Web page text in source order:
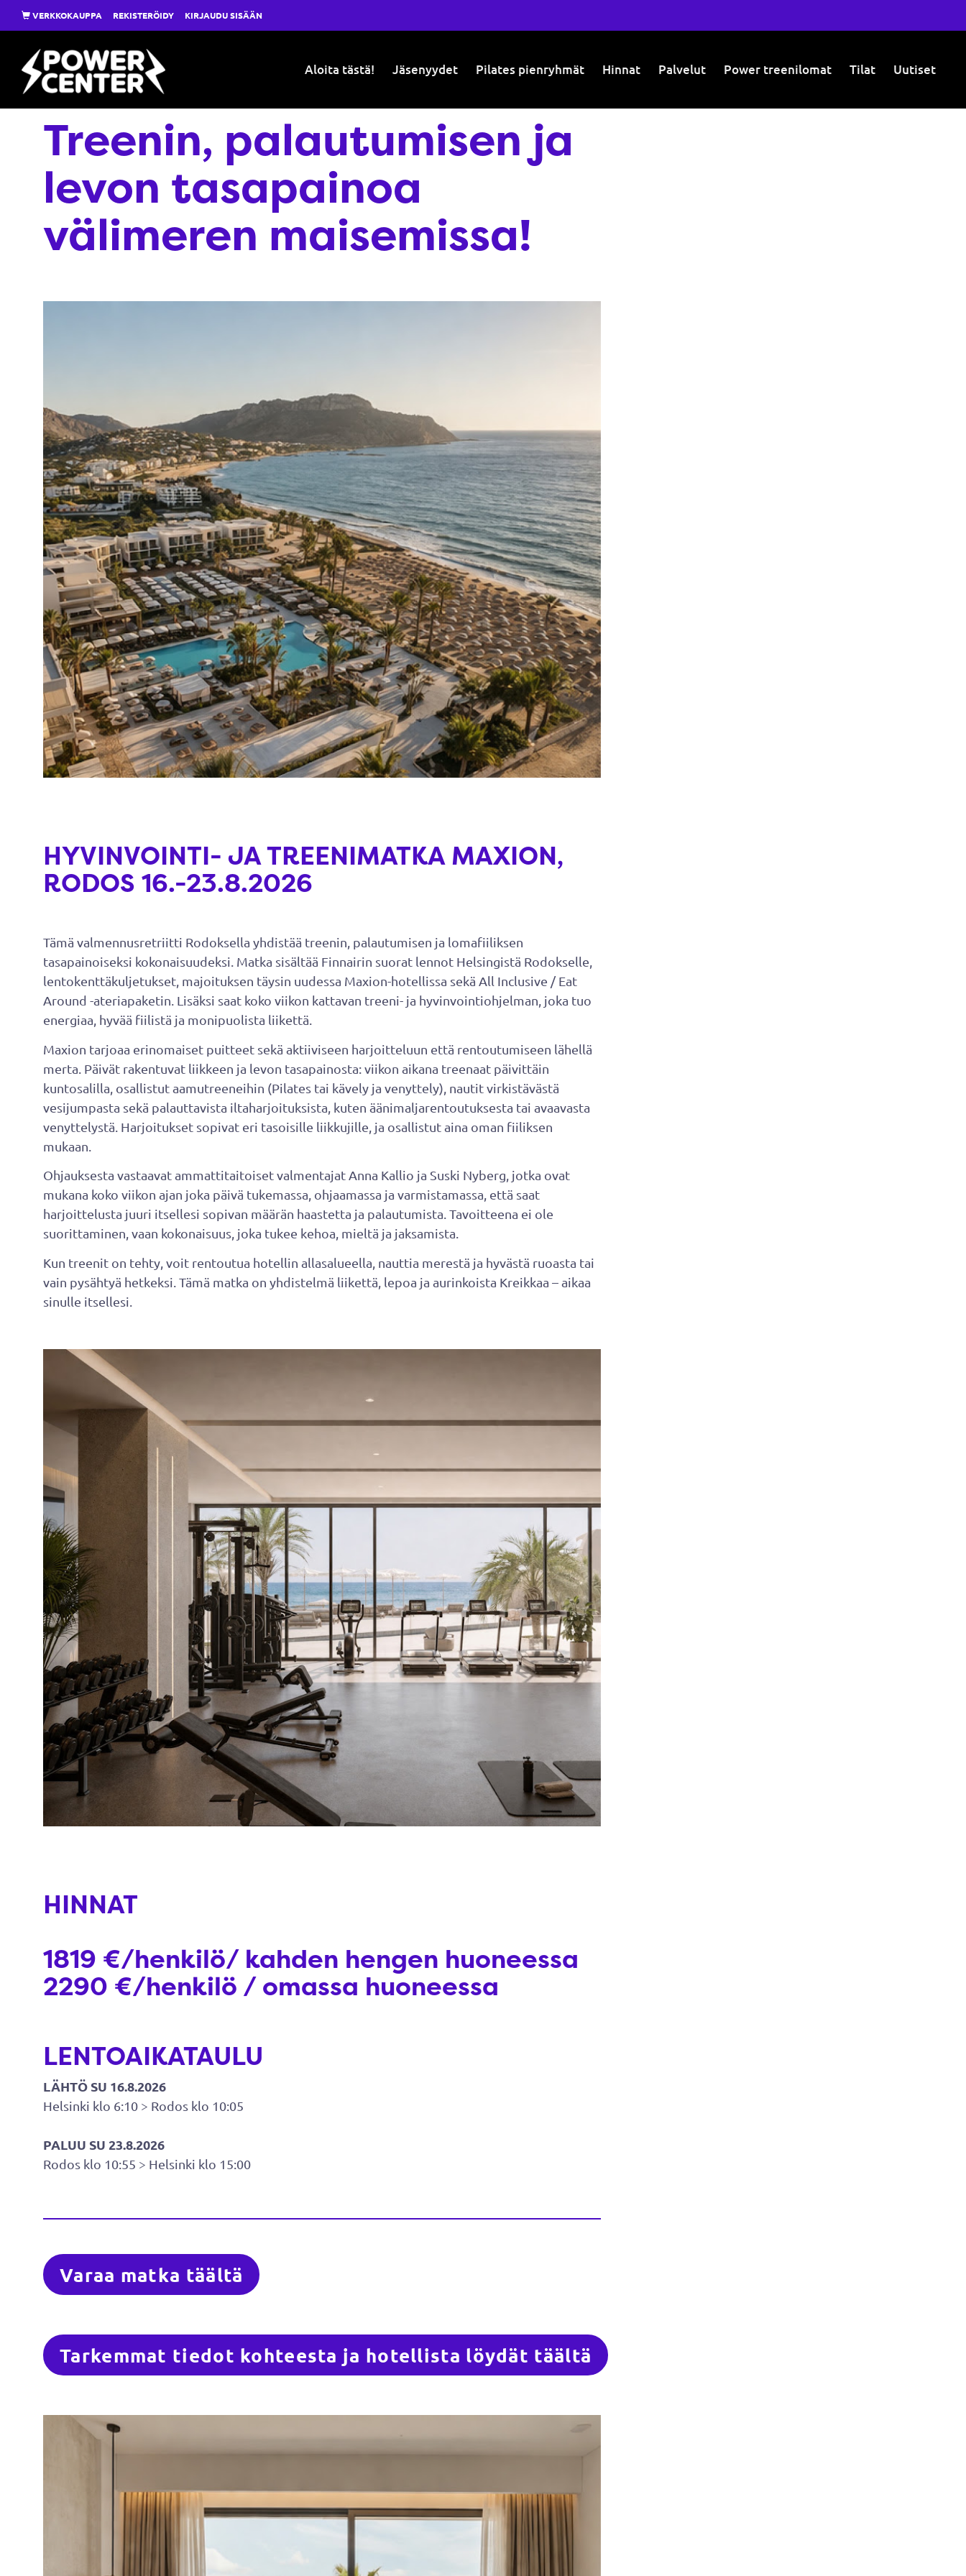
VERKKOKAUPPA REKISTERÖIDY KIRJAUDU SISÄÄN
Aloita tästä! Jäsenyydet Pilates pienryhmät Hinnat Palvelut Power treenilomat Tilat Uutiset
Treenin, palautumisen ja
levon tasapainoa
välimeren maisemissa!
HYVINVOINTI- JA TREENIMATKA MAXION,
RODOS 16.-23.8.2026
Tämä valmennusretriitti Rodoksella yhdistää treenin, palautumisen ja lomafiiliksen
tasapainoiseksi kokonaisuudeksi. Matka sisältää Finnairin suorat lennot Helsingistä Rodokselle,
lentokenttäkuljetukset, majoituksen täysin uudessa Maxion-hotellissa sekä All Inclusive / Eat
Around -ateriapaketin. Lisäksi saat koko viikon kattavan treeni- ja hyvinvointiohjelman, joka tuo
energiaa, hyvää fiilistä ja monipuolista liikettä.
Maxion tarjoaa erinomaiset puitteet sekä aktiiviseen harjoitteluun että rentoutumiseen lähellä
merta. Päivät rakentuvat liikkeen ja levon tasapainosta: viikon aikana treenaat päivittäin
kuntosalilla, osallistut aamutreeneihin (Pilates tai kävely ja venyttely), nautit virkistävästä
vesijumpasta sekä palauttavista iltaharjoituksista, kuten äänimaljarentoutuksesta tai avaavasta
venyttelystä. Harjoitukset sopivat eri tasoisille liikkujille, ja osallistut aina oman fiiliksen
mukaan.
Ohjauksesta vastaavat ammattitaitoiset valmentajat Anna Kallio ja Suski Nyberg, jotka ovat
mukana koko viikon ajan joka päivä tukemassa, ohjaamassa ja varmistamassa, että saat
harjoittelusta juuri itsellesi sopivan määrän haastetta ja palautumista. Tavoitteena ei ole
suorittaminen, vaan kokonaisuus, joka tukee kehoa, mieltä ja jaksamista.
Kun treenit on tehty, voit rentoutua hotellin allasalueella, nauttia merestä ja hyvästä ruoasta tai
vain pysähtyä hetkeksi. Tämä matka on yhdistelmä liikettä, lepoa ja aurinkoista Kreikkaa – aikaa
sinulle itsellesi.
HINNAT
1819 €/henkilö/ kahden hengen huoneessa
2290 €/henkilö / omassa huoneessa
LENTOAIKATAULU
LÄHTÖ SU 16.8.2026
Helsinki klo 6:10 > Rodos klo 10:05
PALUU SU 23.8.2026
Rodos klo 10:55 > Helsinki klo 15:00
Varaa matka täältä
Tarkemmat tiedot kohteesta ja hotellista löydät täältä